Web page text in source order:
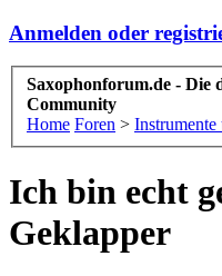
Anmelden oder
Saxophonforum.de - Die
Community
Home Foren >
Ich bin echt
Geklapper